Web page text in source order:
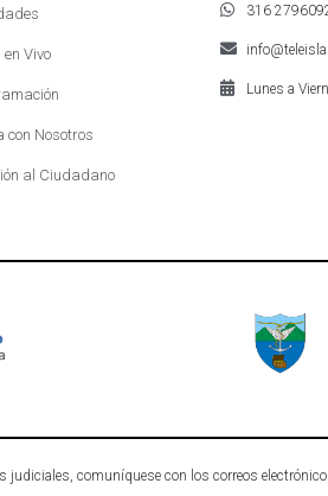
Vivo
con Nosotros
al Ciudadano
316
Lunes a
judiciales, comuníquese con los correos